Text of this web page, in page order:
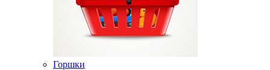
Горшки